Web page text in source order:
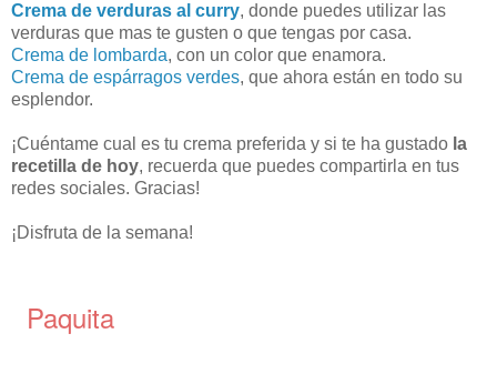
Crema de verduras al curry, donde puedes utilizar las
verduras que mas te gusten o que tengas por casa.
Crema de lombarda, con un color que enamora.
Crema de espárragos verdes, que ahora están en todo su
esplendor.
¡Cuéntame cual es tu crema preferida y si te ha gustado la
recetilla de hoy, recuerda que puedes compartirla en tus
redes sociales. Gracias!
¡Disfruta de la semana!
Paquita